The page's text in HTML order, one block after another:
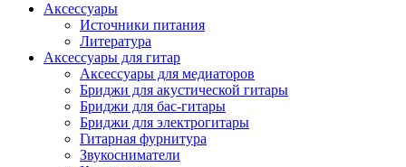
Аксессуары
Источники питания
Литература
Аксессуары для гитар
Аксессуары для медиаторов
Бриджи для акустической гитары
Бриджи для бас-гитары
Бриджи для электрогитары
Гитарная фурнитура
Звукосниматели